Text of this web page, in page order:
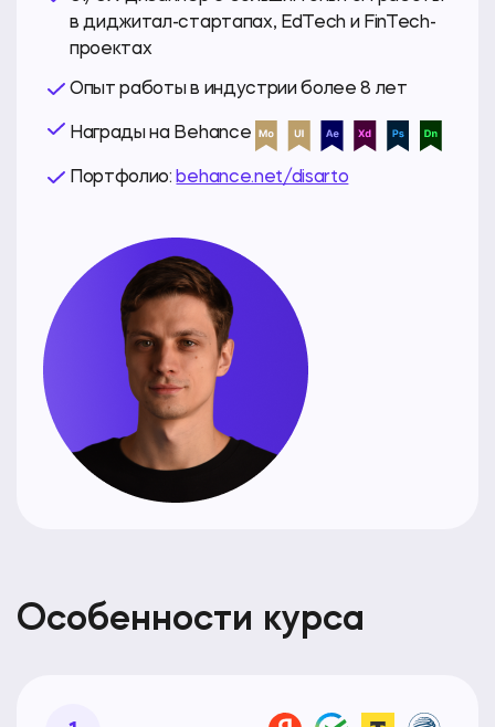
в диджитал-стартапах, EdTech и FinTech-
проектах
Опыт работы в индустрии более 8 лет
Награды на Behance
Портфолио: behance.net/disarto
Особенности курса